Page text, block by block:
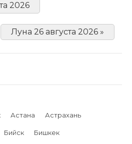
2026
Луна 26 августа 2026 »
Астана Астрахань
Бийск Бишкек